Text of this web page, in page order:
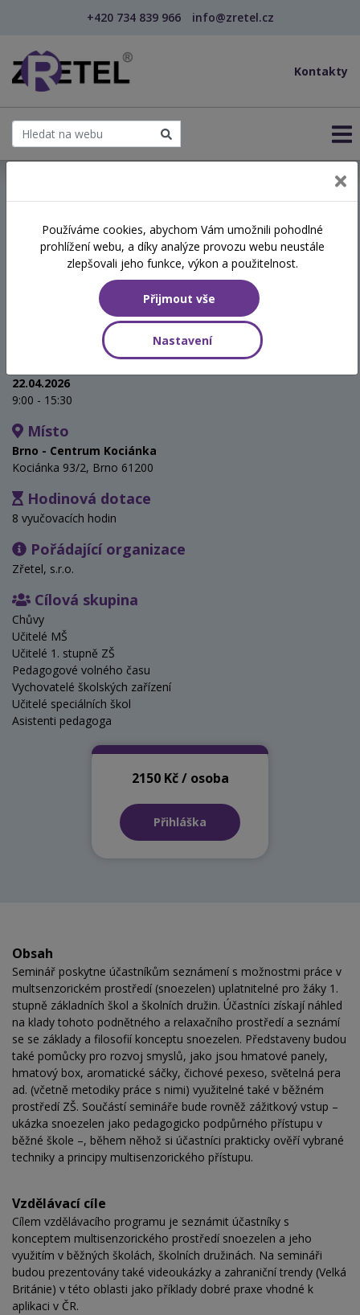
+420 734 839 966 info@zretel.cz
Kontakty
šablony
Úvod do práce s žáky v
multisenzorickém prostředí
(snoezelen)
22.04.2026
9:00 - 15:30
Místo
Brno - Centrum Kociánka
Kociánka 93/2, Brno 61200
Hodinová dotace
8 vyučovacích hodin
Pořádající organizace
Zřetel, s.r.o.
Cílová skupina
Chůvy
Učitelé MŠ
Učitelé 1. stupně ZŠ
Pedagogové volného času
Vychovatelé školských zařízení
Učitelé speciálních škol
Asistenti pedagoga
2150 Kč / osoba
Přihláška
Obsah
Seminář poskytne účastníkům seznámení s možnostmi práce v
multsenzorickém prostředí (snoezelen) uplatnitelné pro žáky 1.
stupně základních škol a školních družin. Účastníci získají náhled
na klady tohoto podnětného a relaxačního prostředí a seznámí
se se základy a filosofií konceptu snoezelen. Představeny budou
také pomůcky pro rozvoj smyslů, jako jsou hmatové panely,
hmatový box, aromatické sáčky, čichové pexeso, světelná pera
ad. (včetně metodiky práce s nimi) využitelné také v běžném
prostředí ZŠ. Součástí semináře bude rovněž zážitkový vstup –
ukázka snoezelen jako pedagogicko podpůrného přístupu v
běžné škole –, během něhož si účastníci prakticky ověří vybrané
techniky a principy multisenzorického přístupu.
Vzdělávací cíle
Cílem vzdělávacího programu je seznámit účastníky s
konceptem multisenzorického prostředí snoezelen a jeho
využitím v běžných školách, školních družinách. Na semináři
budou prezentovány také videoukázky a zahraniční trendy (Velká
Británie) v této oblasti jako příklady dobré praxe vhodné k
aplikaci v ČR.
Používáme cookies, abychom Vám umožnili pohodlné
prohlížení webu, a díky analýze provozu webu neustále
zlepšovali jeho funkce, výkon a použitelnost.
Přijmout vše
Nastavení